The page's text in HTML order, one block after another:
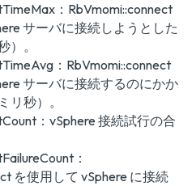
：RbVmomi::connect
サーバに接続しようとした
）。
：RbVmomi::connect
サーバに接続するのにかか
リ秒）。
：vSphere 接続試行の合
：
を使用して vSphere に接続